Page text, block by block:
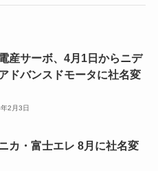
産サーボ、4月1日からニデ
ドバンスドモータに社名変
2月3日
カ・富士エレ 8月に社名変